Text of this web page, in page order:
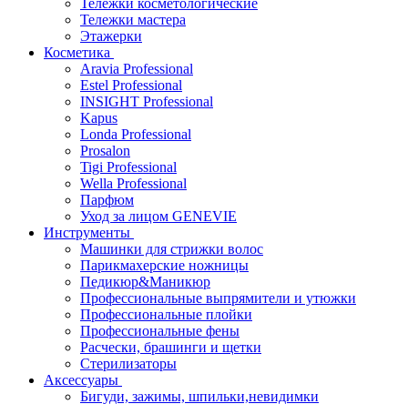
Тележки косметологические
Тележки мастера
Этажерки
Косметика
Aravia Professional
Estel Professional
INSIGHT Professional
Kapus
Londa Professional
Prosalon
Tigi Professional
Wella Professional
Парфюм
Уход за лицом GENEVIE
Инструменты
Машинки для стрижки волос
Парикмахерские ножницы
Педикюр&Маникюр
Профессиональные выпрямители и утюжки
Профессиональные плойки
Профессиональные фены
Расчески, брашинги и щетки
Стерилизаторы
Аксессуары
Бигуди, зажимы, шпильки,невидимки